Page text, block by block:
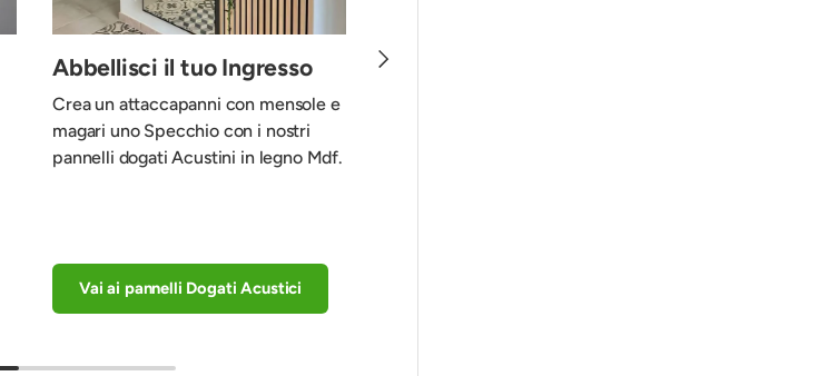
Avanti
Abbellisci il tuo Ingresso
Crea un attaccapanni con mensole e
magari uno Specchio con i nostri
pannelli dogati Acustini in legno Mdf.
Vai ai pannelli Dogati Acustici
Dai un Tocco Green al tuo